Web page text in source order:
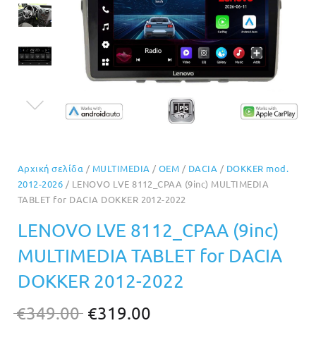
Αρχική σελίδα / MULTIMEDIA / OEM / DACIA / DOKKER mod.
2012-2026 / LENOVO LVE 8112_CPAA (9inc) MULTIMEDIA
TABLET for DACIA DOKKER 2012-2022
LENOVO LVE 8112_CPAA (9inc)
MULTIMEDIA TABLET for DACIA
DOKKER 2012-2022
€349.00 Original
€319.00